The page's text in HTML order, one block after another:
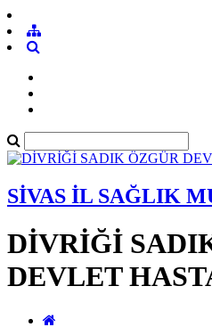
SİVAS İL SAĞLIK
DİVRİĞİ
DEVLET